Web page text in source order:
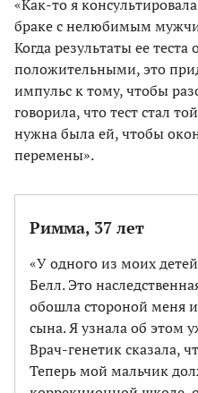
«Как-то я
браке с нелюбимым
Когда результаты ее теста
положительными, это
импульс к тому, чтобы
говорила, что тест стал
нужна была ей, чтобы
перемены».
Римма, 37 лет
«У одного из моих
Белл. Это
обошла стороной меня
сына. Я узнала об этом
Врач-генетик сказала,
Теперь мой мальчик